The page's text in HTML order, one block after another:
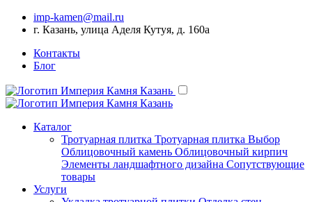
imp-kamen@mail.ru
г. Казань, улица Аделя Кутуя, д. 160а
Контакты
Блог
Каталог
Тротуарная плитка Тротуарная плитка Выбор
Облицовочный камень Облицовочный кирпич
Элементы ландшафтного дизайна Сопутствующие
товары
Услуги